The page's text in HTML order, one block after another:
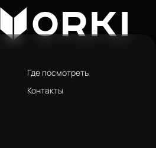
ORKI
Где посмотреть
Контакты